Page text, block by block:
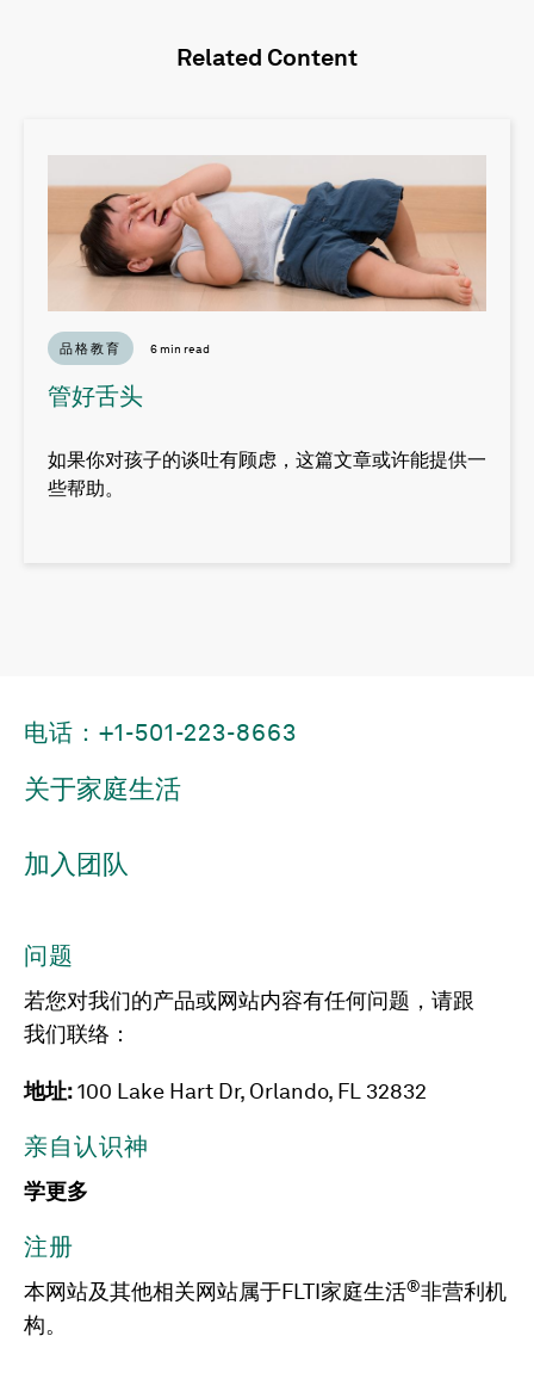
Related Content
品格教育 6 min read
管好舌头
如果你对孩子的谈吐有顾虑，这篇文章或许能提供一
些帮助。
电话：+1-501-223-8663
关于家庭生活
加入团队
问题
若您对我们的产品或网站内容有任何问题，请跟
我们联络：
地址:100 Lake Hart Dr, Orlando, FL 32832
亲自认识神
学更多
注册
本网站及其他相关网站属于FLTI家庭生活®非营利机
构。